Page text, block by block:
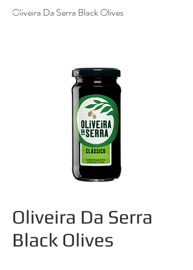
Oliveira Da Serra Black Olives
Oliveira Da Serra
Black Olives